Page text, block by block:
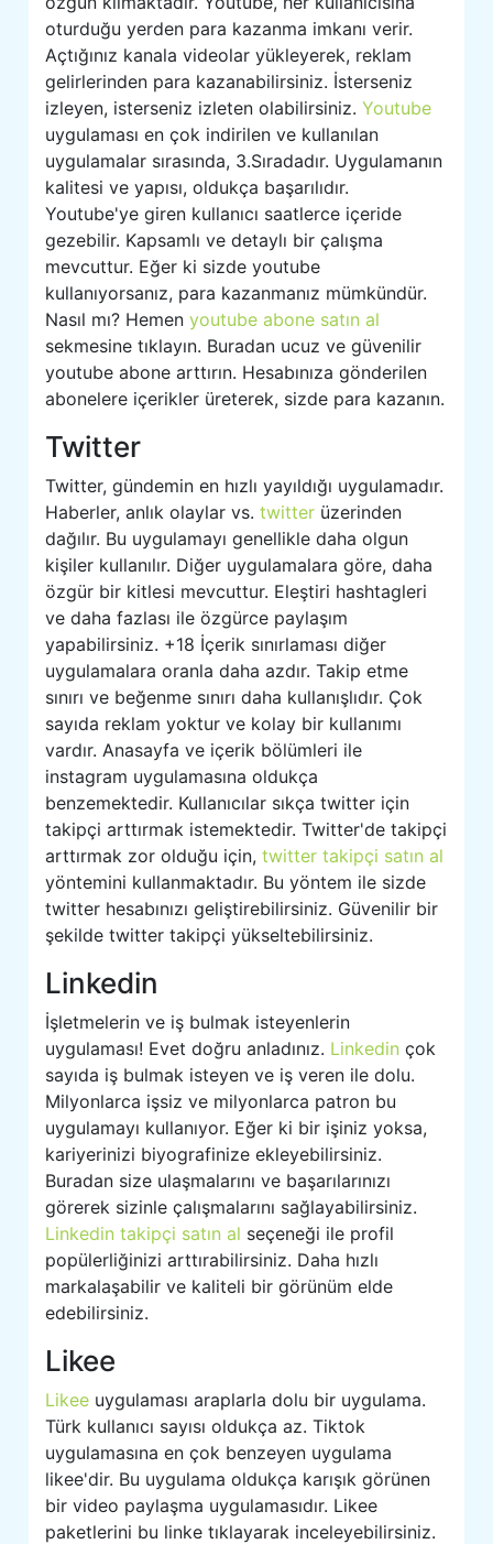
oturduğu yerden para kazanma imkanı verir.
Açtığınız kanala videolar yükleyerek, reklam
gelirlerinden para kazanabilirsiniz. İsterseniz
izleyen, isterseniz izleten olabilirsiniz.Youtube
uygulaması en çok indirilen ve kullanılan
uygulamalar sırasında, 3.Sıradadır. Uygulamanın
kalitesi ve yapısı, oldukça başarılıdır.
Youtube'ye giren kullanıcı saatlerce içeride
gezebilir. Kapsamlı ve detaylı bir çalışma
mevcuttur. Eğer ki sizde youtube
kullanıyorsanız, para kazanmanız mümkündür.
Nasıl mı? Hemenyoutube abone satın al
sekmesine tıklayın. Buradan ucuz ve güvenilir
youtube abone arttırın. Hesabınıza gönderilen
abonelere içerikler üreterek, sizde para kazanın.
Twitter
Twitter, gündemin en hızlı yayıldığı uygulamadır.
Haberler, anlık olaylar vs.twitter üzerinden
dağılır. Bu uygulamayı genellikle daha olgun
kişiler kullanılır. Diğer uygulamalara göre, daha
özgür bir kitlesi mevcuttur. Eleştiri hashtagleri
ve daha fazlası ile özgürce paylaşım
yapabilirsiniz. +18 İçerik sınırlaması diğer
uygulamalara oranla daha azdır. Takip etme
sınırı ve beğenme sınırı daha kullanışlıdır. Çok
sayıda reklam yoktur ve kolay bir kullanımı
vardır. Anasayfa ve içerik bölümleri ile
instagram uygulamasına oldukça
benzemektedir. Kullanıcılar sıkça twitter için
takipçi arttırmak istemektedir. Twitter'de takipçi
arttırmak zor olduğu için,twitter takipçi satın al
yöntemini kullanmaktadır. Bu yöntem ile sizde
twitter hesabınızı geliştirebilirsiniz. Güvenilir bir
şekilde twitter takipçi yükseltebilirsiniz.
Linkedin
İşletmelerin ve iş bulmak isteyenlerin
uygulaması! Evet doğru anladınız. Linkedin çok
sayıda iş bulmak isteyen ve iş veren ile dolu.
Milyonlarca işsiz ve milyonlarca patron bu
uygulamayı kullanıyor. Eğer ki bir işiniz yoksa,
kariyerinizi biyografinize ekleyebilirsiniz.
Buradan size ulaşmalarını ve başarılarınızı
görerek sizinle çalışmalarını sağlayabilirsiniz.
Linkedin takipçi satın al seçeneği ile profil
popülerliğinizi arttırabilirsiniz. Daha hızlı
markalaşabilir ve kaliteli bir görünüm elde
edebilirsiniz.
Likee
Likee uygulaması araplarla dolu bir uygulama.
Türk kullanıcı sayısı oldukça az. Tiktok
uygulamasına en çok benzeyen uygulama
likee'dir. Bu uygulama oldukça karışık görünen
bir video paylaşma uygulamasıdır. Likee
paketlerini bu linke tıklayarak inceleyebilirsiniz.